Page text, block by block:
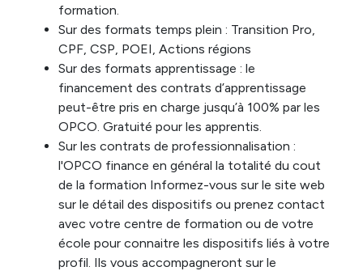
formation.
Sur des formats temps plein : Transition Pro,
CPF, CSP, POEI, Actions régions
Sur des formats apprentissage : le
financement des contrats d’apprentissage
peut-être pris en charge jusqu’à 100% par les
OPCO. Gratuité pour les apprentis.
Sur les contrats de professionnalisation :
l'OPCO finance en général la totalité du cout
de la formation Informez-vous sur le site web
sur le détail des dispositifs ou prenez contact
avec votre centre de formation ou de votre
école pour connaitre les dispositifs liés à votre
profil. Ils vous accompagneront sur le